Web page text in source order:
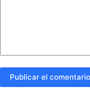
Publicar el comentario